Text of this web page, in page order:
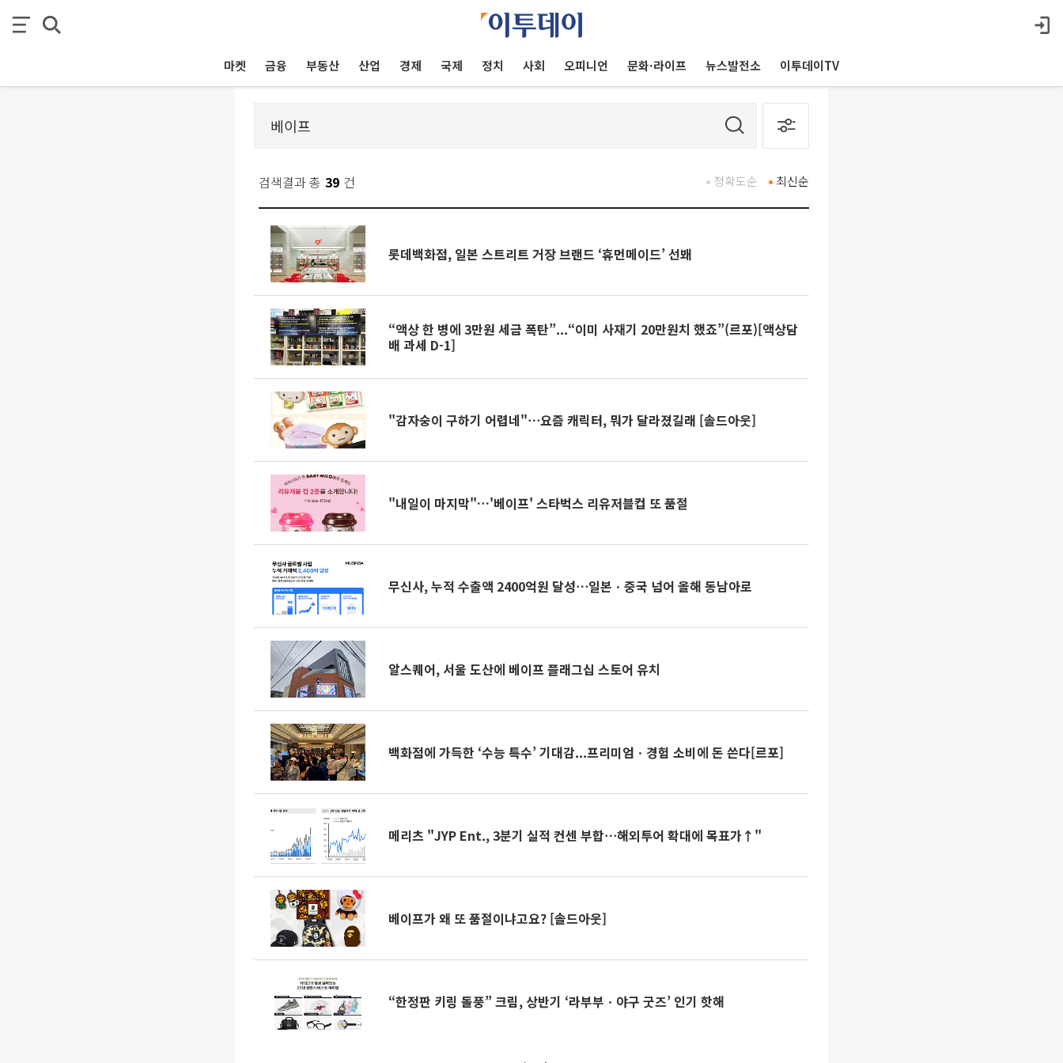
마켓 금융 부동산 산업 경제 국제 정치 사회 오피니언 문화·라이프 뉴스발전소 이투데이TV
검색결과 총 39 건 최신순
정확도순
롯데백화점, 일본 스트리트 거장 브랜드 ‘휴먼메이드’ 선봬
“액상 한 병에 3만원 세금 폭탄”...“이미 사재기 20만원치 했죠”(르포)[액상담
배 과세 D-1]
"감자숭이 구하기 어렵네"⋯요즘 캐릭터, 뭐가 달라졌길래 [솔드아웃]
"내일이 마지막"…'베이프' 스타벅스 리유저블컵 또 품절
무신사, 누적 수출액 2400억원 달성⋯일본ㆍ중국 넘어 올해 동남아로
알스퀘어, 서울 도산에 베이프 플래그십 스토어 유치
백화점에 가득한 ‘수능 특수’ 기대감...프리미엄ㆍ경험 소비에 돈 쓴다[르포]
메리츠 "JYP Ent., 3분기 실적 컨센 부합⋯해외투어 확대에 목표가↑"
베이프가 왜 또 품절이냐고요? [솔드아웃]
“한정판 키링 돌풍” 크림, 상반기 ‘라부부ㆍ야구 굿즈’ 인기 핫해